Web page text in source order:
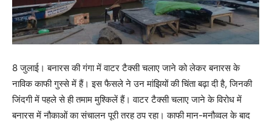
8 जुलाई। बनारस की गंगा में वाटर टैक्सी चलाए जाने को लेकर बनारस के
नाविक काफी गुस्से में हैं। इस फैसले ने उन मांझियों की चिंता बढ़ा दी है, जिनकी
जिंदगी में पहले से ही तमाम मुश्किलें हैं। वाटर टैक्सी चलाए जाने के विरोध में
बनारस में नौकाओं का संचालन पूरी तरह ठप रहा। काफी मान-मनौव्वल के बाद